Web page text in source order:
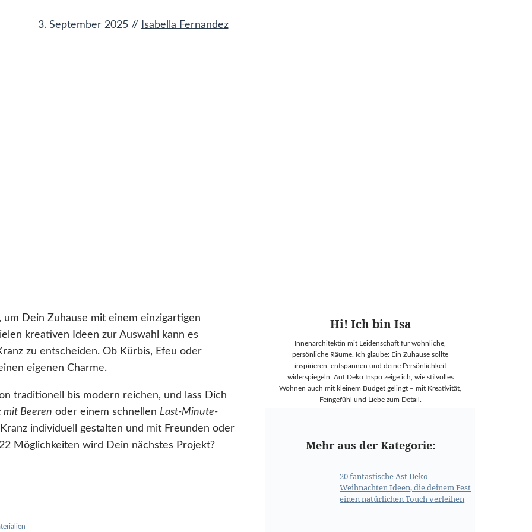
3. September 2025 // Isabella Fernandez
Dein Zuhause mit einem einzigartigen
kreativen Ideen zur Auswahl kann es
zu entscheiden. Ob Kürbis, Efeu oder
eigenen Charme.
traditionell bis modern reichen, und lass Dich
mit Beeren oder einem schnellen Last-Minute-
individuell gestalten und mit Freunden oder
Möglichkeiten wird Dein nächstes Projekt?
Hi! Ich bin Isa
Innenarchitektin mit Leidenschaft für wohnliche,
persönliche Räume. Ich glaube: Ein Zuhause sollte
inspirieren, entspannen und deine Persönlichkeit
widerspiegeln. Auf Deko Inspo zeige ich, wie stilvolles
Wohnen auch mit kleinem Budget gelingt – mit Kreativität,
Feingefühl und Liebe zum Detail.
Mehr aus der Kategorie:
20 fantastische Ast Deko
Weihnachten Ideen, die deinem Fest
einen natürlichen Touch verleihen